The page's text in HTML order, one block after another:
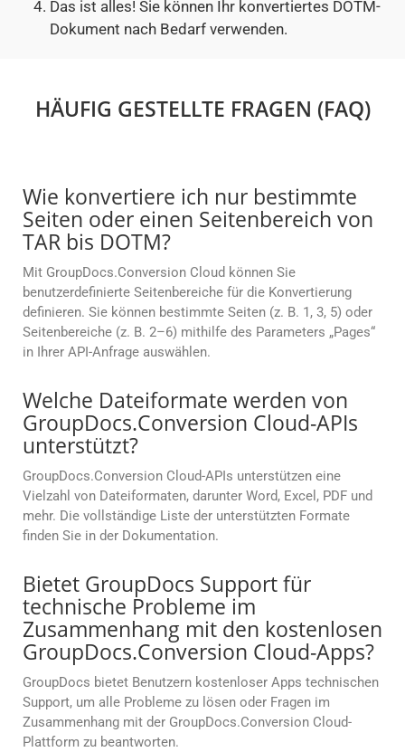
Das ist alles! Sie können Ihr konvertiertes DOTM-
Dokument nach Bedarf verwenden.
HÄUFIG GESTELLTE FRAGEN (FAQ)
Wie konvertiere ich nur bestimmte
Seiten oder einen Seitenbereich von
TAR bis DOTM?
Mit GroupDocs.Conversion Cloud können Sie
benutzerdefinierte Seitenbereiche für die Konvertierung
definieren. Sie können bestimmte Seiten (z. B. 1, 3, 5) oder
Seitenbereiche (z. B. 2–6) mithilfe des Parameters „Pages“
in Ihrer API-Anfrage auswählen.
Welche Dateiformate werden von
GroupDocs.Conversion Cloud-APIs
unterstützt?
GroupDocs.Conversion Cloud-APIs unterstützen eine
Vielzahl von Dateiformaten, darunter Word, Excel, PDF und
mehr. Die vollständige Liste der unterstützten Formate
finden Sie in der Dokumentation.
Bietet GroupDocs Support für
technische Probleme im
Zusammenhang mit den kostenlosen
GroupDocs.Conversion Cloud-Apps?
GroupDocs bietet Benutzern kostenloser Apps technischen
Support, um alle Probleme zu lösen oder Fragen im
Zusammenhang mit der GroupDocs.Conversion Cloud-
Plattform zu beantworten.